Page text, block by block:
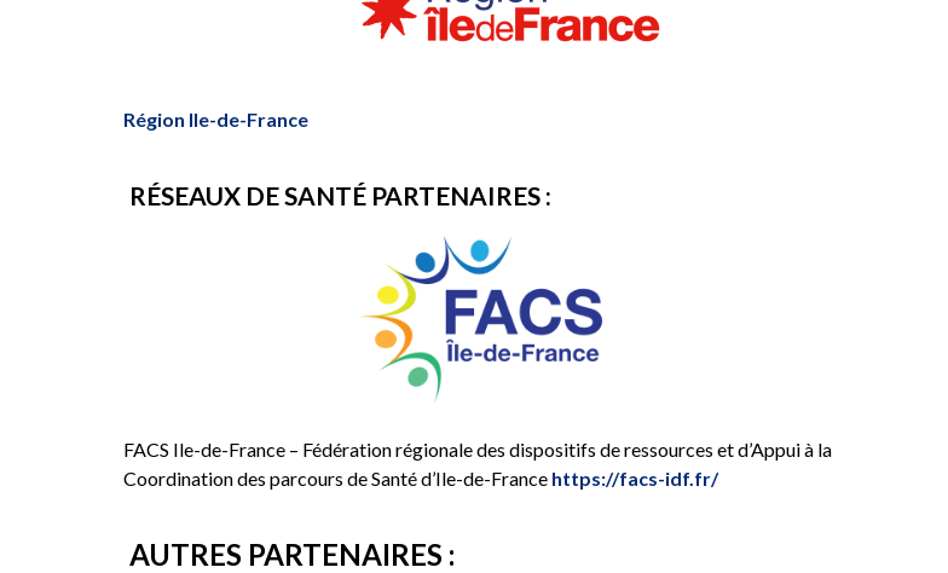
Région Ile-de-France
RÉSEAUX DE SANTÉ PARTENAIRES :
FACS Ile-de-France – Fédération régionale des dispositifs de ressources et d’Appui à la
Coordination des parcours de Santé d’Ile-de-France https://facs-idf.fr/
AUTRES PARTENAIRES :